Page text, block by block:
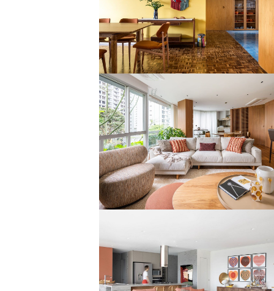
Tons quentes, ladrilho azul e
muita personalidade
Apê elegante, atemporal e feito
sob medida
Apartamento elegante e